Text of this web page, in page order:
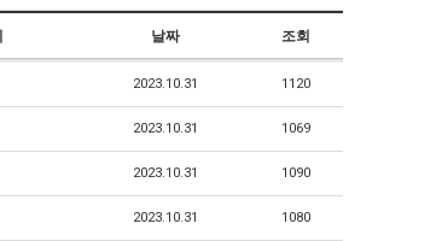
날짜 조회
2023.10.31 1120
2023.10.31 1069
2023.10.31 1090
2023.10.31 1080